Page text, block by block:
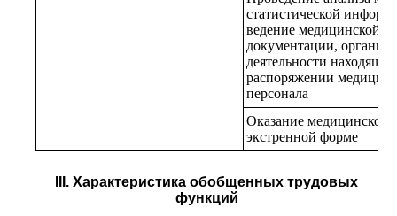
статистической
ведение медицинской
документации,
деятельности
распоряжении
персонала
Оказание медицинской
экстренной форме
III. Характеристика обобщенных трудовых
функций